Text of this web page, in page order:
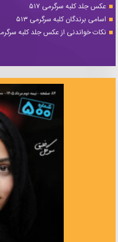
عکس جلد کلبه سرگرمی ۵۱۷
اسامی برندگان کلبه سرگرمی ۵۱۳
نکات خواندنی از عکس جلد کلبه سرگرمی